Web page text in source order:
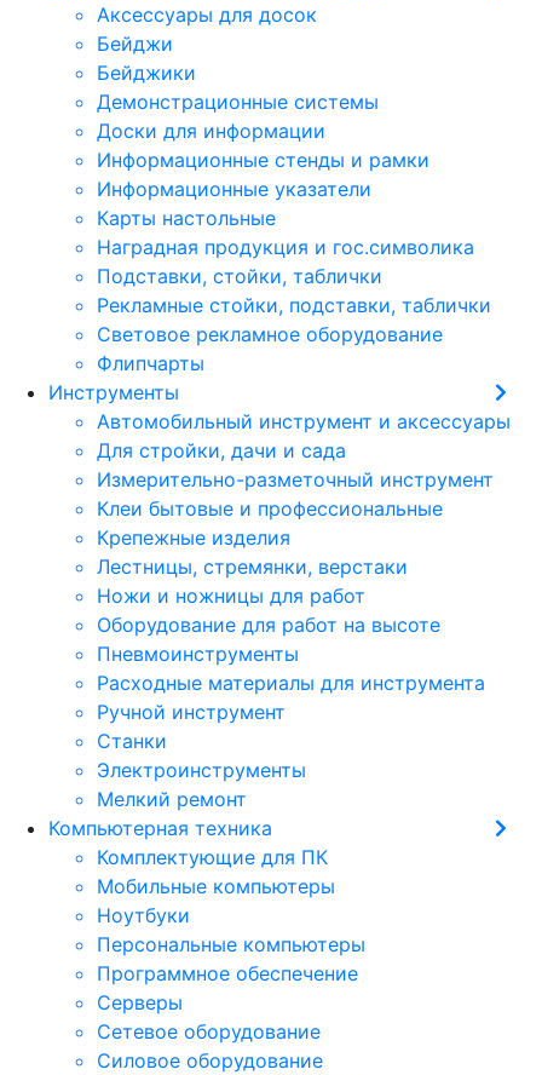
Аксессуары для досок
Бейджи
Бейджики
Демонстрационные системы
Доски для информации
Информационные стенды и рамки
Информационные указатели
Карты настольные
Наградная продукция и гос.символика
Подставки, стойки, таблички
Рекламные стойки, подставки, таблички
Световое рекламное оборудование
Флипчарты
Инструменты
Автомобильный инструмент и аксессуары
Для стройки, дачи и сада
Измерительно-разметочный инструмент
Клеи бытовые и профессиональные
Крепежные изделия
Лестницы, стремянки, верстаки
Ножи и ножницы для работ
Оборудование для работ на высоте
Пневмоинструменты
Расходные материалы для инструмента
Ручной инструмент
Станки
Электроинструменты
Мелкий ремонт
Компьютерная техника
Комплектующие для ПК
Мобильные компьютеры
Ноутбуки
Персональные компьютеры
Программное обеспечение
Серверы
Сетевое оборудование
Силовое оборудование